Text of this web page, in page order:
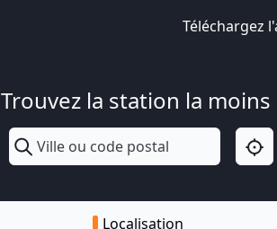
Téléchargez
Trouvez la station la
Localisation